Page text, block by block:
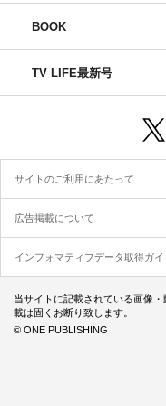
BOOK
TV LIFE最新号
サイトのご利用にあたって
広告掲載について
インフォマティブデータ取得ガイ
当サイトに記載されている画像
載は固くお断り致します。
© ONE PUBLISHING